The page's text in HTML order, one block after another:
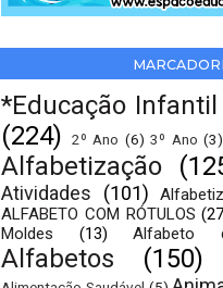
*Educação Infantil
(224)
2º Ano (6) 3º Ano (3)
Alfabetização
Atividades
(101)
ALFABETO COM RÓTULOS
Moldes
(13) Alfabeto
Alfabetos (150)